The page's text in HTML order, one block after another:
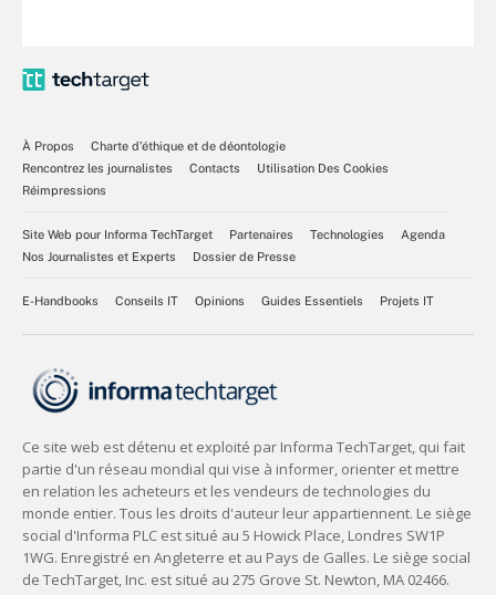
À Propos
Charte d’éthique et de déontologie
Rencontrez les journalistes
Contacts
Utilisation Des Cookies
Réimpressions
Site Web pour Informa TechTarget Partenaires Technologies
Agenda
Nos Journalistes et Experts
Dossier de Presse
E-Handbooks Conseils IT Opinions Guides Essentiels Projets IT